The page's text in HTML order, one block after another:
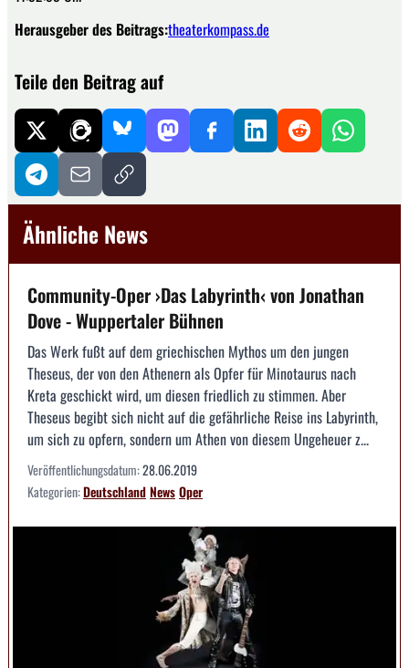
Herausgeber des Beitrags:theaterkompass.de
Teile den Beitrag auf
Ähnliche News
Community-Oper ›Das Labyrinth‹ von Jonathan
Dove - Wuppertaler Bühnen
Das Werk fußt auf dem griechischen Mythos um den jungen
Theseus, der von den Athenern als Opfer für Minotaurus nach
Kreta geschickt wird, um diesen friedlich zu stimmen. Aber
Theseus begibt sich nicht auf die gefährliche Reise ins Labyrinth,
um sich zu opfern, sondern um Athen von diesem Ungeheuer z...
Veröffentlichungsdatum:28.06.2019
Kategorien:DeutschlandNewsOper